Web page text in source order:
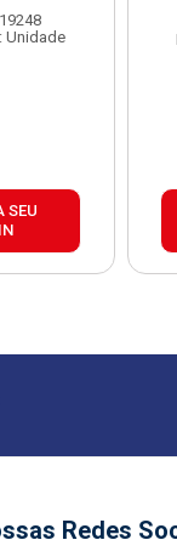
Unidade
SEU
Redes